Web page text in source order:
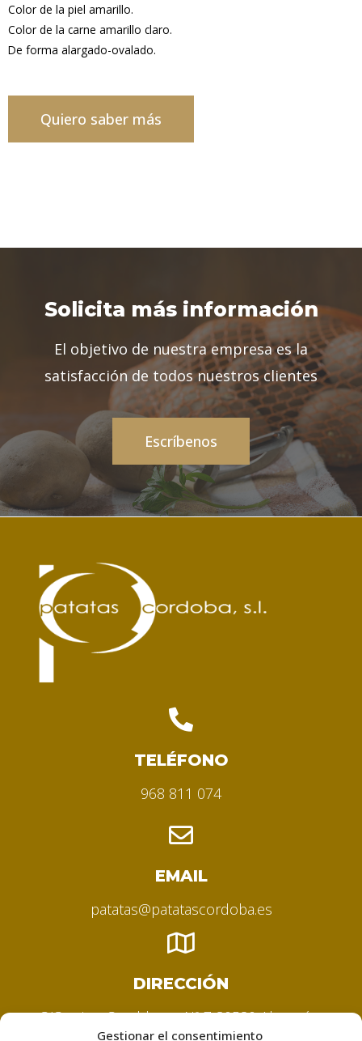
Gestionar el consentimiento
Color de la piel amarillo.
Color de la carne amarillo claro.
De forma alargado-ovalado.
Quiero saber más
Solicita más información
El objetivo de nuestra empresa es la
satisfacción de todos nuestros clientes
Escríbenos
TELÉFONO
968 811 074
EMAIL
patatas@patatascordoba.es
DIRECCIÓN
C/Camino Casablanca Nº 7 30580 Alquerías